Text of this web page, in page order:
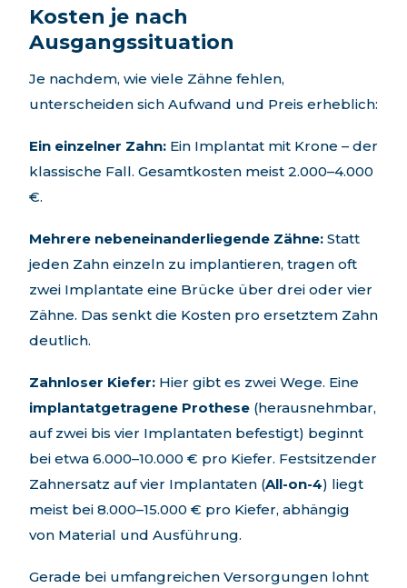
Kosten je nach
Ausgangssituation
Je nachdem, wie viele Zähne fehlen,
unterscheiden sich Aufwand und Preis erheblich:
Ein einzelner Zahn: Ein Implantat mit Krone – der
klassische Fall. Gesamtkosten meist 2.000–4.000
€.
Mehrere nebeneinanderliegende Zähne: Statt
jeden Zahn einzeln zu implantieren, tragen oft
zwei Implantate eine Brücke über drei oder vier
Zähne. Das senkt die Kosten pro ersetztem Zahn
deutlich.
Zahnloser Kiefer: Hier gibt es zwei Wege. Eine
implantatgetragene Prothese (herausnehmbar,
auf zwei bis vier Implantaten befestigt) beginnt
bei etwa 6.000–10.000 € pro Kiefer. Festsitzender
Zahnersatz auf vier Implantaten (All-on-4) liegt
meist bei 8.000–15.000 € pro Kiefer, abhängig
von Material und Ausführung.
Gerade bei umfangreichen Versorgungen lohnt